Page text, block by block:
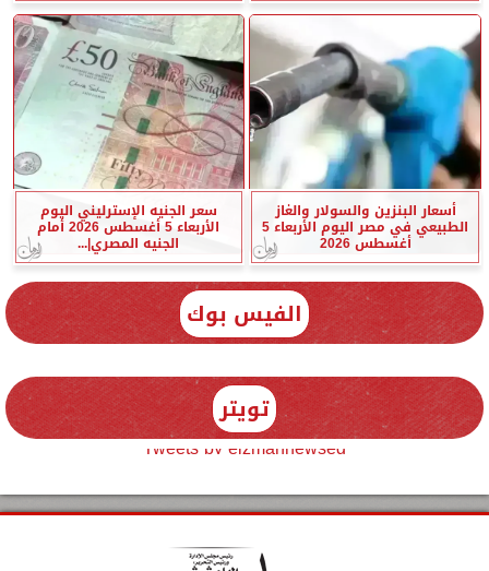
أسعار البنزين والسولار والغاز
الطبيعي في مصر اليوم الأربعاء 5
أغسطس 2026
سعر الجنيه الإسترليني اليوم
الأربعاء 5 أغسطس 2026 أمام
الجنيه المصري|...
الفيس بوك
تويتر
Tweets by elzmannewseg